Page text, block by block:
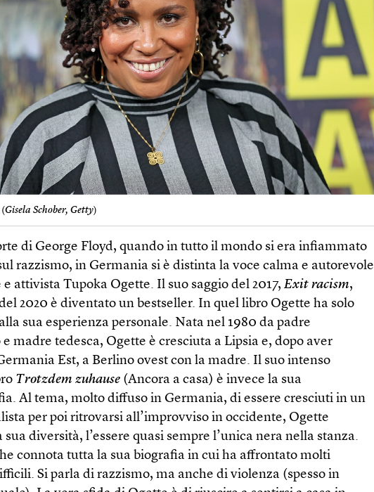
(Gisela Schober, Getty)
di George Floyd, quando in tutto il mondo si era infiammato
razzismo, in Germania si è distinta la voce calma e autorevole
e attivista Tupoka Ogette. Il suo saggio del 2017,Exit racism,
2020 è diventato un bestseller. In quel libro Ogette ha solo
sua esperienza personale. Nata nel 1980 da padre
madre tedesca, Ogette è cresciuta a Lipsia e, dopo aver
Est, a Berlino ovest con la madre. Il suo intenso
Trotzdem zuhause (Ancora a casa) è invece la sua
Al tema, molto diffuso in Germania, di essere cresciuti in un
per poi ritrovarsi all’improvviso in occidente, Ogette
sua diversità, l’essere quasi sempre l’unica nera nella stanza.
connota tutta la sua biografia in cui ha affrontato molti
Si parla di razzismo, ma anche di violenza (spesso in